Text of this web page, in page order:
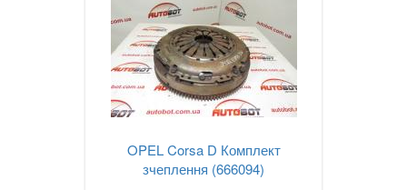
OPEL Corsa D Комплект
зчеплення (666094)